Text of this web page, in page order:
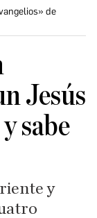
de
Jesús
sabe
y